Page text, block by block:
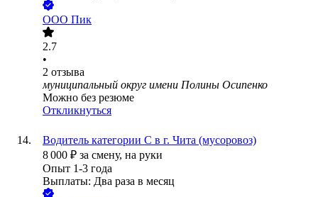
ООО Пик
2.7
•
2 отзыва
муниципальный округ имени Полины Осипенко
Можно без резюме
Откликнуться
Водитель категории С в г. Чита (мусоровоз)
8 000 ₽ за смену, на руки
Опыт 1-3 года
Выплаты: Два раза в месяц